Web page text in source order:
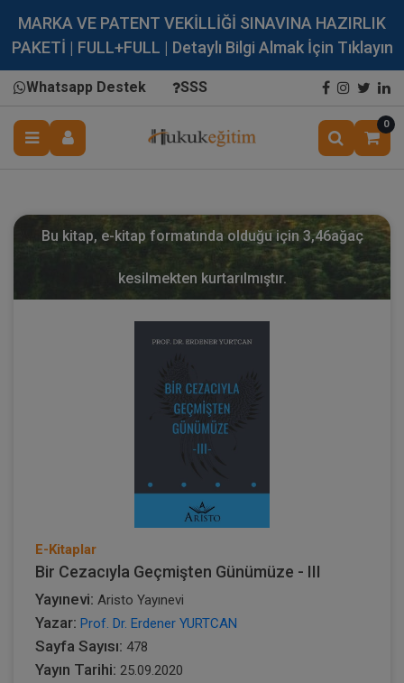
MARKA VE PATENT VEKİLLİĞİ SINAVINA HAZIRLIK
PAKETİ | FULL+FULL | Detaylı Bilgi Almak İçin Tıklayın
Whatsapp Destek SSS
0
Bu kitap, e-kitap formatında olduğu için 3,46ağaç
kesilmekten kurtarılmıştır.
E-Kitaplar
Bir Cezacıyla Geçmişten Günümüze - III
Yayınevi: Aristo Yayınevi
Yazar: Prof. Dr. Erdener YURTCAN
Sayfa Sayısı: 478
Yayın Tarihi: 25.09.2020